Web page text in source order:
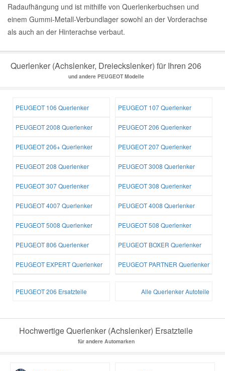
Radaufhängung und ist mithilfe von Querlenkerbuchsen und
einem Gummi-Metall-Verbundlager sowohl an der Vorderachse
als auch an der Hinterachse verbaut.
Querlenker (Achslenker, Dreieckslenker) für Ihren 206
und andere PEUGEOT Modelle
PEUGEOT 106 Querlenker PEUGEOT 107 Querlenker
PEUGEOT 2008 Querlenker PEUGEOT 206 Querlenker
PEUGEOT 206+ Querlenker PEUGEOT 207 Querlenker
PEUGEOT 208 Querlenker PEUGEOT 3008 Querlenker
PEUGEOT 307 Querlenker PEUGEOT 308 Querlenker
PEUGEOT 4007 Querlenker PEUGEOT 4008 Querlenker
PEUGEOT 5008 Querlenker PEUGEOT 508 Querlenker
PEUGEOT 806 Querlenker PEUGEOT BOXER Querlenker
PEUGEOT EXPERT Querlenker PEUGEOT PARTNER Querlenker
PEUGEOT 206 Ersatzteile Alle Querlenker Autoteile
Hochwertige Querlenker (Achslenker) Ersatzteile
für andere Automarken